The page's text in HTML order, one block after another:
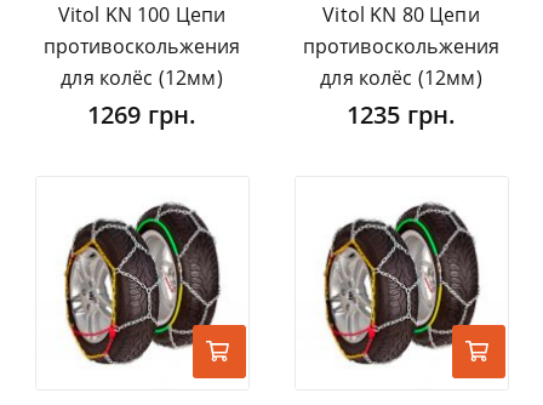
Vitol KN 100 Цепи
противоскольжения
для колёс (12мм)
1269 грн.
Vitol KN 80 Цепи
противоскольжения
для колёс (12мм)
1235 грн.